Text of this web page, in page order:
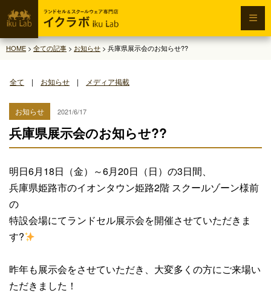
HOME > 全ての記事 > お知らせ > 兵庫県展示会のお知らせ??
全て | お知らせ | メディア掲載
お知らせ 2021/6/17
兵庫県展示会のお知らせ??
明日6月18日（金）～6月20日（日）の3日間、
兵庫県姫路市のイオンタウン姫路2階 スクールゾーン様前
の
特設会場にてランドセル展示会を開催させていただきま
す?
昨年も展示会をさせていただき、大変多くの方にご来場い
ただきました！